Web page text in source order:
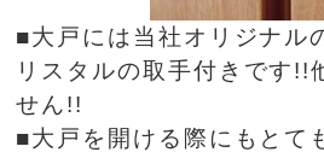
■大戸には当社オリジナル
リスタルの取手付きです!!
せん!!
■大戸を開ける際にもとて